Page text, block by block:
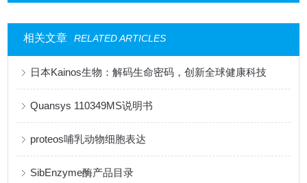
相关文章 RELATED ARTICLES
日本Kainos生物：解码生命密码，创新全球健康科技
Quansys 110349MS说明书
proteos哺乳动物细胞表达
SibEnzyme酶产品目录